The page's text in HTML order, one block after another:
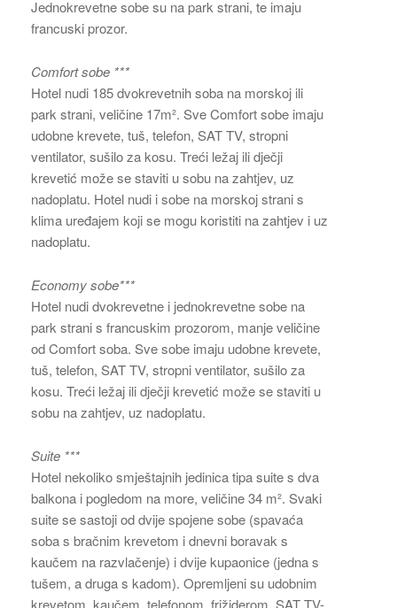
Jednokrevetne sobe su na park strani, te imaju
francuski prozor.
Comfort sobe ***
Hotel nudi 185 dvokrevetnih soba na morskoj ili
park strani, veličine 17m². Sve Comfort sobe imaju
udobne krevete, tuš, telefon, SAT TV, stropni
ventilator, sušilo za kosu. Treći ležaj ili dječji
krevetić može se staviti u sobu na zahtjev, uz
nadoplatu. Hotel nudi i sobe na morskoj strani s
klima uređajem koji se mogu koristiti na zahtjev i uz
nadoplatu.
Economy sobe***
Hotel nudi dvokrevetne i jednokrevetne sobe na
park strani s francuskim prozorom, manje veličine
od Comfort soba. Sve sobe imaju udobne krevete,
tuš, telefon, SAT TV, stropni ventilator, sušilo za
kosu. Treći ležaj ili dječji krevetić može se staviti u
sobu na zahtjev, uz nadoplatu.
Suite ***
Hotel nekoliko smještajnih jedinica tipa suite s dva
balkona i pogledom na more, veličine 34 m². Svaki
suite se sastoji od dvije spojene sobe (spavaća
soba s bračnim krevetom i dnevni boravak s
kaučem na razvlačenje) i dvije kupaonice (jedna s
tušem, a druga s kadom). Opremljeni su udobnim
krevetom, kaučem, telefonom, frižiderom, SAT TV-